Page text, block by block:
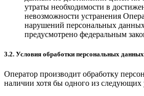
утраты необходимости в
невозможности устранения
нарушений персональных
предусмотрено федеральным
3.2. Условия обработки персональных данных
Оператор производит обработку
наличии хотя бы одного из следующих